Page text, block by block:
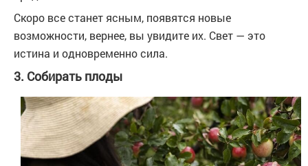
Скоро все станет ясным, появятся новые
возможности, вернее, вы увидите их. Свет — это
истина и одновременно сила.
3. Собирать плоды